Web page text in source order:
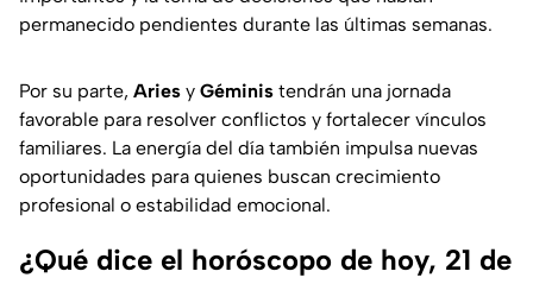
permanecido pendientes durante las últimas semanas.
Por su parte, Aries y Géminis tendrán una jornada
favorable para resolver conflictos y fortalecer vínculos
familiares. La energía del día también impulsa nuevas
oportunidades para quienes buscan crecimiento
profesional o estabilidad emocional.
¿Qué dice el horóscopo de hoy, 21 de